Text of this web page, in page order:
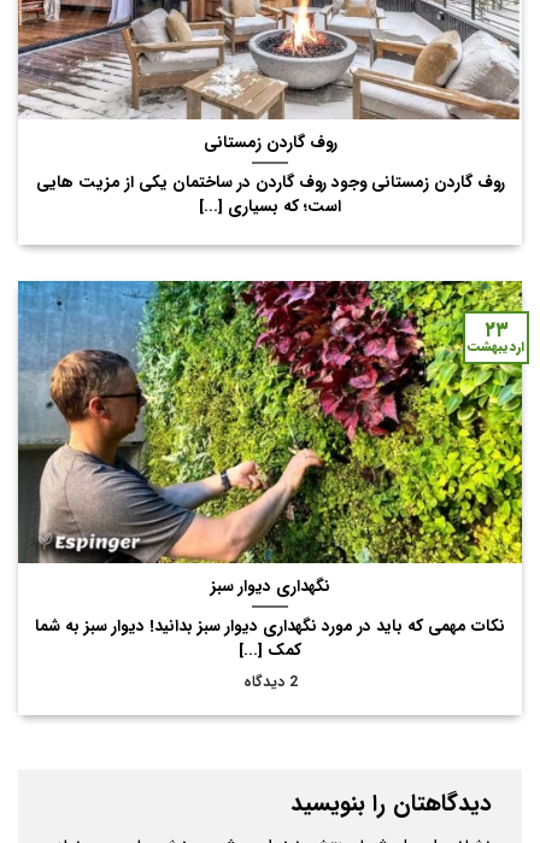
روف گاردن زمستانی
روف گاردن زمستانی وجود روف گاردن در ساختمان یکی از مزیت هایی
است؛ که بسیاری [...]
نگهداری دیوار سبز
نکات مهمی که باید در مورد نگهداری دیوار سبز بدانید! دیوار سبز به شما
کمک [...]
2 دیدگاه
۲۳
اردیبهشت
دیدگاهتان را بنویسید